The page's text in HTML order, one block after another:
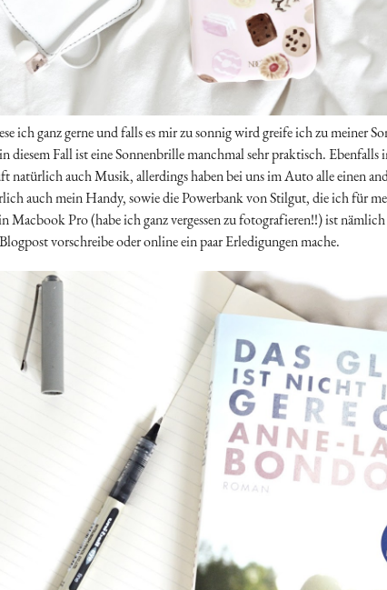
ich ganz gerne und falls es mir zu sonnig wird greife ich zu meiner
diesem Fall ist eine Sonnenbrille manchmal sehr praktisch. Ebenfalls
natürlich auch Musik, allerdings haben bei uns im Auto alle einen
auch mein Handy, sowie die Powerbank von Stilgut, die ich für
Macbook Pro (habe ich ganz vergessen zu fotografieren!!) ist
vorschreibe oder online ein paar Erledigungen mache.